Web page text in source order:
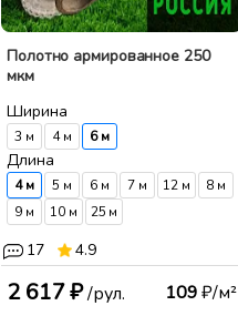
Полотно армированное 250
мкм
Ширина
3 м 4 м 6 м
Длина
4 м 5 м 6 м 7 м 12 м
8 м
9 м
10 м 25 м
17 4.9
2 617 ₽/рул. 109₽/м²